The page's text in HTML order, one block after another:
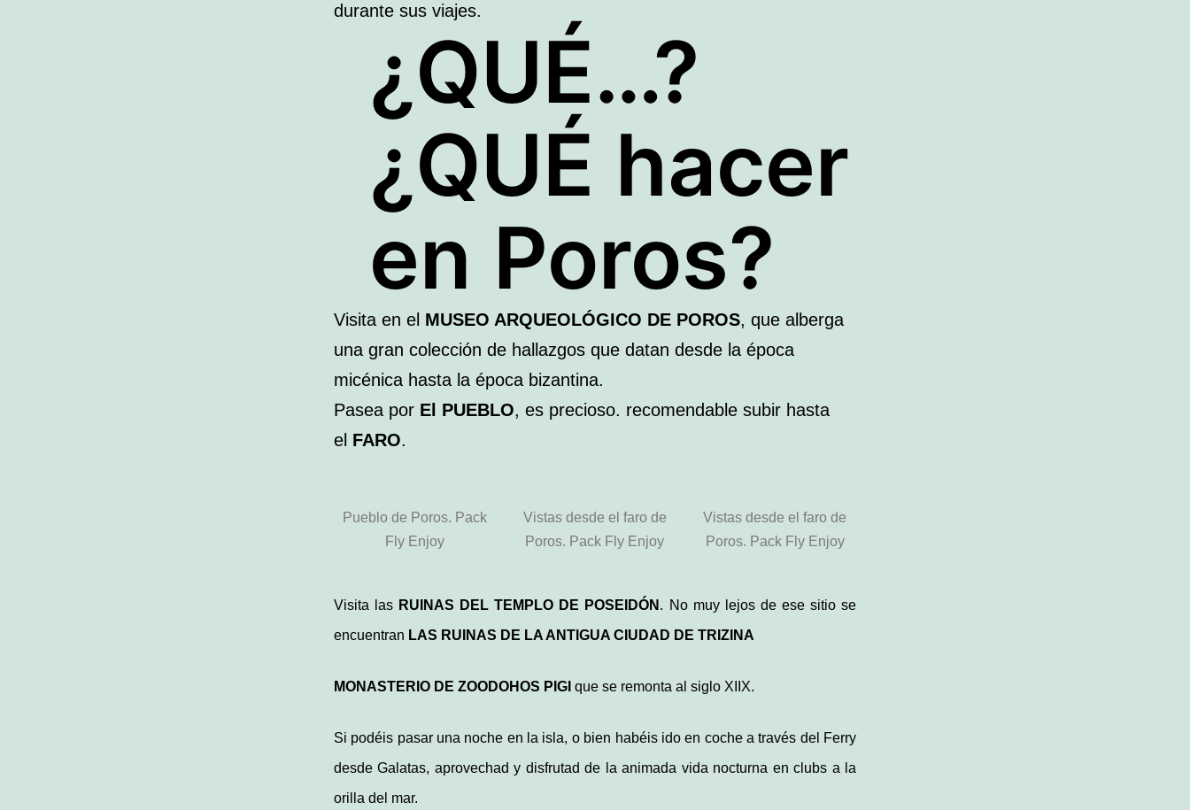
durante sus viajes.
¿QUÉ…?
¿QUÉ hacer
en Poros?
Visita en el MUSEO ARQUEOLÓGICO DE POROS, que alberga
una gran colección de hallazgos que datan desde la época
micénica hasta la época bizantina.
Pasea por El PUEBLO, es precioso. recomendable subir hasta
el FARO.
Pueblo de Poros. Pack
Fly Enjoy
Vistas desde el faro de
Poros. Pack Fly Enjoy
Vistas desde el faro de
Poros. Pack Fly Enjoy
Visita las RUINAS DEL TEMPLO DE POSEIDÓN . No muy lejos de ese sitio se
encuentran LAS RUINAS DE LA ANTIGUA CIUDAD DE TRIZINA
MONASTERIO DE ZOODOHOS PIGI que se remonta al siglo XIIX.
Si podéis pasar una noche en la isla, o bien habéis ido en coche a través del Ferry
desde Galatas, aprovechad y disfrutad de la animada vida nocturna en clubs a la
orilla del mar.